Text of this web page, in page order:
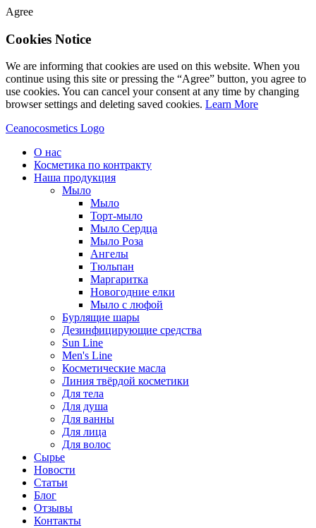
Agree
Cookies Notice
We are informing that cookies are used on this website. When you
continue using this site or pressing the “Agree” button, you agree to
use cookies. You can cancel your consent at any time by changing
browser settings and deleting saved cookies. Learn More
Ceanocosmetics Logo
О нас
Косметика по контракту
Наша продукция
Мыло
Мыло
Торт-мыло
Мыло Сердца
Мыло Роза
Aнгелы
Tюльпан
Mаргаритка
Новогодние елки
Мыло с люфой
Бурлящие шары
Дезинфицирующие средства
Sun Line
Men's Line
Косметические масла
Линия твёрдой косметики
Для тела
Для душа
Для ванны
Для лица
Для волос
Сырье
Новости
Статьи
Блог
Отзывы
Контакты